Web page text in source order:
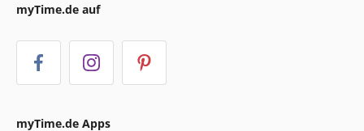
myTime.de auf
myTime.de Apps